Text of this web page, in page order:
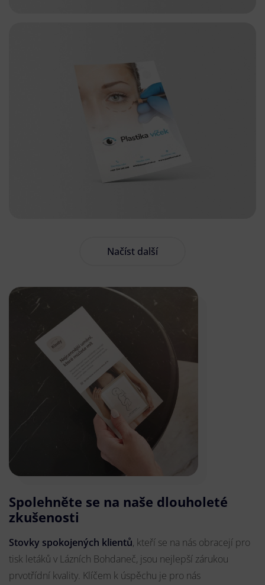
Načíst další
Spolehněte se na naše dlouholeté
zkušenosti
Stovky spokojených klientů, kteří se na nás obracejí pro
tisk letáků v Lázních Bohdaneč, jsou nejlepší zárukou
prvotřídní kvality. Klíčem k úspěchu je pro nás